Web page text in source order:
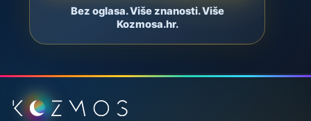
Bez oglasa. Više znanosti. Više
Kozmosa.hr.
Podnožje stranice